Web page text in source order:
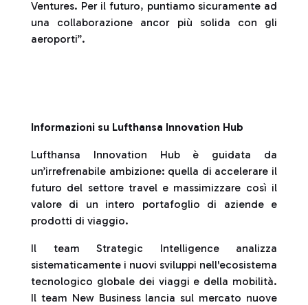
Ventures. Per il futuro, puntiamo sicuramente ad
una collaborazione ancor più solida con gli
aeroporti”.
Informazioni su Lufthansa Innovation Hub
Lufthansa Innovation Hub è guidata da
un’irrefrenabile ambizione: quella di accelerare il
futuro del settore travel e massimizzare così il
valore di un intero portafoglio di aziende e
prodotti di viaggio.
Il team Strategic Intelligence analizza
sistematicamente i nuovi sviluppi nell'ecosistema
tecnologico globale dei viaggi e della mobilità.
Il team New Business lancia sul mercato nuove